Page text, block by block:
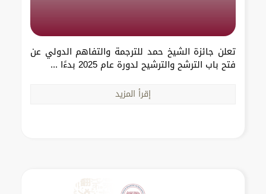
تعلن جائزة الشيخ حمد للترجمة والتفاهم الدولي عن
فتح باب الترشح والترشيح لدورة عام 2025 بدءًا ...
إقرأ المزيد